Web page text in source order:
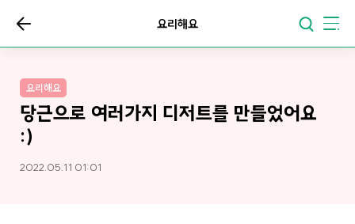
요리해요
요리해요
당근으로 여러가지 디저트를 만들었어요
:)
2022.05.11 01:01